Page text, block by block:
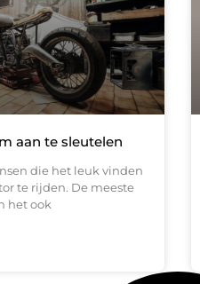
aan te sleutelen
die het leuk vinden
te rijden. De meeste
het ook